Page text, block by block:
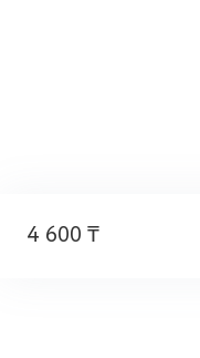
4 600 ₸